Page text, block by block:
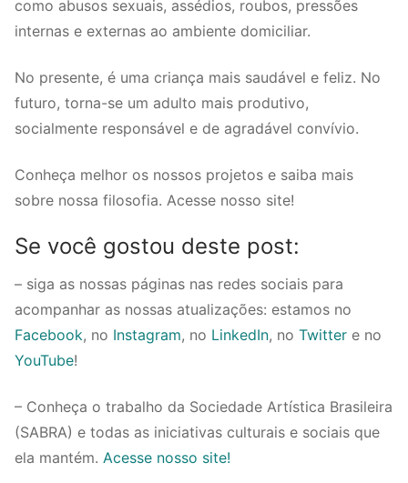
como abusos sexuais, assédios, roubos, pressões
internas e externas ao ambiente domiciliar.
No presente, é uma criança mais saudável e feliz. No
futuro, torna-se um adulto mais produtivo,
socialmente responsável e de agradável convívio.
Conheça melhor os nossos projetos e saiba mais
sobre nossa filosofia. Acesse nosso site!
Se você gostou deste post:
– siga as nossas páginas nas redes sociais para
acompanhar as nossas atualizações: estamos no
Facebook, no Instagram, no LinkedIn, no Twitter e no
YouTube!
– Conheça o trabalho da Sociedade Artística Brasileira
(SABRA) e todas as iniciativas culturais e sociais que
ela mantém. Acesse nosso site!